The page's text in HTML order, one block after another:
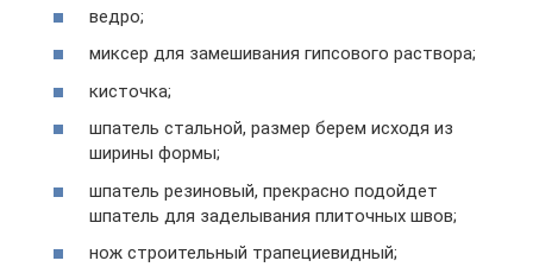
ведро;
миксер для замешивания гипсового раствора;
кисточка;
шпатель стальной, размер берем исходя из
ширины формы;
шпатель резиновый, прекрасно подойдет
шпатель для заделывания плиточных швов;
нож строительный трапециевидный;